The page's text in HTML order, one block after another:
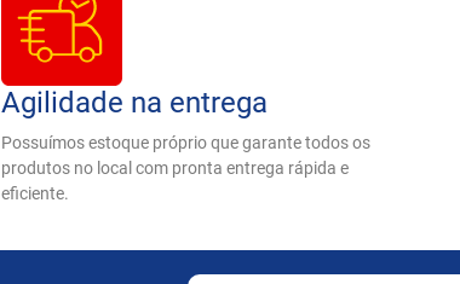
Agilidade na entrega​
Possuímos estoque próprio que garante todos os
produtos no local com pronta entrega rápida e
eficiente.